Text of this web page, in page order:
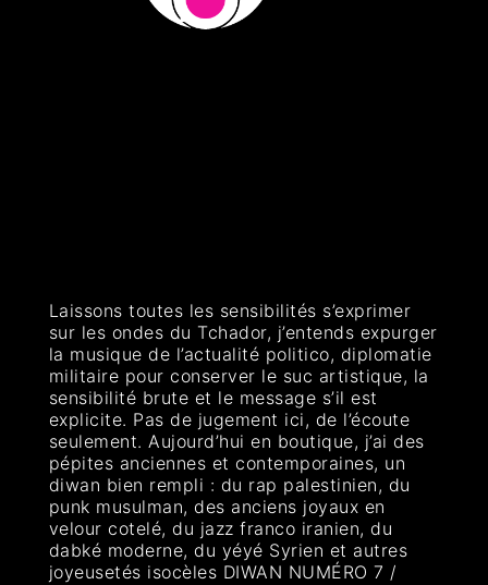
Laissons toutes les sensibilités s’exprimer
sur les ondes du Tchador, j’entends expurger
la musique de l’actualité politico, diplomatie
militaire pour conserver le suc artistique, la
sensibilité brute et le message s’il est
explicite. Pas de jugement ici, de l’écoute
seulement. Aujourd’hui en boutique, j’ai des
pépites anciennes et contemporaines, un
diwan bien rempli : du rap palestinien, du
punk musulman, des anciens joyaux en
velour cotelé, du jazz franco iranien, du
dabké moderne, du yéyé Syrien et autres
joyeusetés isocèles DIWAN NUMÉRO 7 /